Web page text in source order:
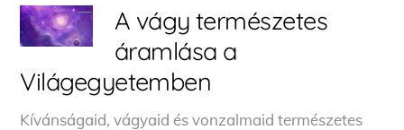
A vágy természetes
áramlása a
Világegyetemben
Kívánságaid, vágyaid és vonzalmaid természetes